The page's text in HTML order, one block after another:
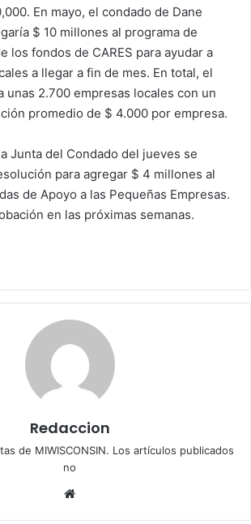
En mayo, el condado de Dane
$ 10 millones al programa de
los fondos de CARES para ayudar a
a llegar a fin de mes. En total, el
unas 2.700 empresas locales con un
promedio de $ 4.000 por empresa.
Junta del Condado del jueves se
para agregar $ 4 millones al
de Apoyo a las Pequeñas Empresas.
en las próximas semanas.
Redaccion
de MIWISCONSIN. Los artículos publicados
no